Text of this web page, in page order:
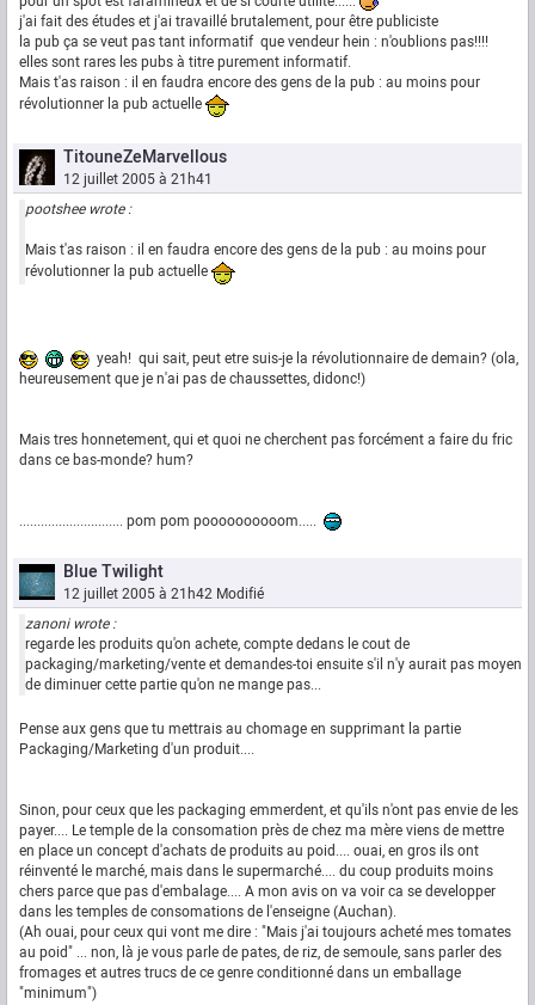
j'ai fait des études et j'ai travaillé brutalement, pour être publiciste
la pub ça se veut pas tant informatif que vendeur hein : n'oublions pas!!!!
elles sont rares les pubs à titre purement informatif.
Mais t'as raison : il en faudra encore des gens de la pub : au moins pour
révolutionner la pub actuelle
TitouneZeMarvellous
12 juillet 2005 à 21h41
pootshee wrote :
Mais t'as raison : il en faudra encore des gens de la pub : au moins pour
révolutionner la pub actuelle
yeah! qui sait, peut etre suis-je la révolutionnaire de demain? (ola,
heureusement que je n'ai pas de chaussettes, didonc!)
Mais tres honnetement, qui et quoi ne cherchent pas forcément a faire du fric
dans ce bas-monde? hum?
............................. pom pom poooooooooom.....
Blue Twilight
12 juillet 2005 à 21h42 Modifié
zanoni wrote :
regarde les produits qu'on achete, compte dedans le cout de
packaging/marketing/vente et demandes-toi ensuite s'il n'y aurait pas moyen
de diminuer cette partie qu'on ne mange pas...
Pense aux gens que tu mettrais au chomage en supprimant la partie
Packaging/Marketing d'un produit....
Sinon, pour ceux que les packaging emmerdent, et qu'ils n'ont pas envie de les
payer.... Le temple de la consomation près de chez ma mère viens de mettre
en place un concept d'achats de produits au poid.... ouai, en gros ils ont
réinventé le marché, mais dans le supermarché.... du coup produits moins
chers parce que pas d'embalage.... A mon avis on va voir ca se developper
dans les temples de consomations de l'enseigne (Auchan).
(Ah ouai, pour ceux qui vont me dire : "Mais j'ai toujours acheté mes tomates
au poid" ... non, là je vous parle de pates, de riz, de semoule, sans parler des
fromages et autres trucs de ce genre conditionné dans un emballage
"minimum")